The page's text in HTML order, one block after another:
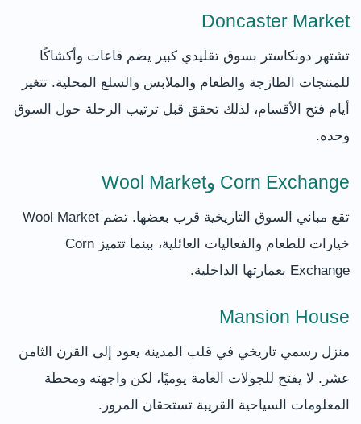
Doncaster Market
تشتهر دونكاستر بسوق تقليدي كبير يضم قاعات وأكشاكًا
للمنتجات الطازجة والطعام والملابس والسلع المحلية. تتغير
أيام فتح الأقسام، لذلك تحقق قبل ترتيب الرحلة حول السوق
وحده.
Corn Exchange وWool Market
تقع مباني السوق التاريخية قرب بعضها. تضم Wool Market
خيارات للطعام والفعاليات العائلية، بينما تتميز Corn
Exchange بعمارتها الداخلية.
Mansion House
منزل رسمي تاريخي في قلب المدينة يعود إلى القرن الثامن
عشر. لا يفتح للجولات العامة يوميًا، لكن واجهته ومحطة
المعلومات السياحية القريبة تستحقان المرور.